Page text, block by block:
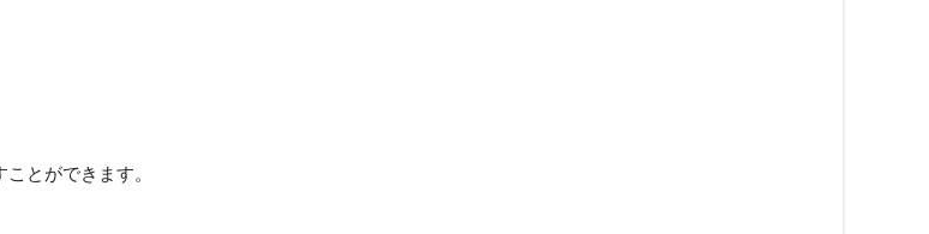
とができます。